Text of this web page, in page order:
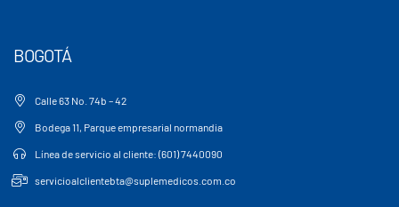
BOGOTÁ
Calle 63 No. 74b – 42
Bodega 11, Parque empresarial normandia
Línea de servicio al cliente: (601) 7440090
servicioalclientebta@suplemedicos.com.co